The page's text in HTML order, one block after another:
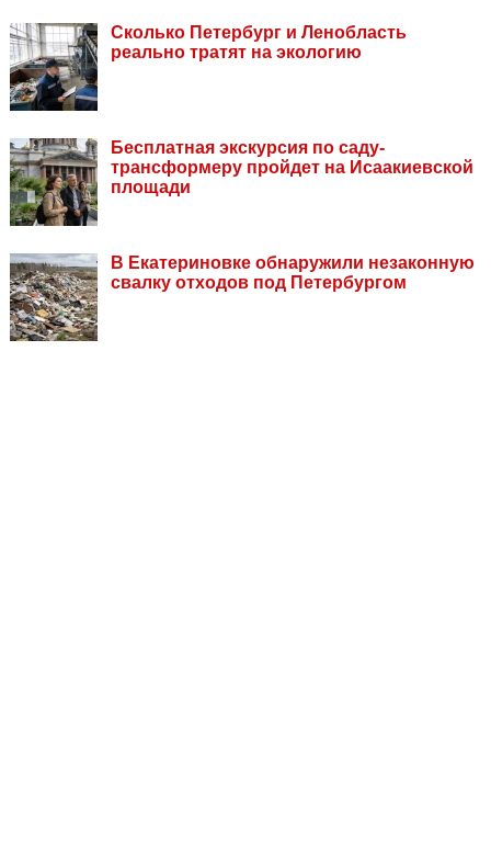
Сколько Петербург и Ленобласть
реально тратят на экологию
Бесплатная экскурсия по саду-
трансформеру пройдет на Исаакиевской
площади
В Екатериновке обнаружили незаконную
свалку отходов под Петербургом